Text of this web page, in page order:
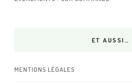
ET AUSSI…
MENTIONS LÉGALES